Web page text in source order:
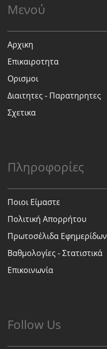
Μενού
Αρχικη
Επικαιροτητα
Ορισμοι
Διαιτητες - Παρατηρητες
Σχετικα
Πληροφορίες
Ποιοι Είμαστε
Πολιτική Απορρήτου
Πρωτοσέλιδα Εφημερίδων
Βαθμολογίες - Στατιστικά
Επικοινωνία
Follow Us